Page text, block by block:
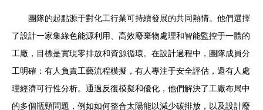
團隊的起點源于對化工行業可持續發展的共同熱情。他們選擇
了設計一家集綠色能源利用、高效廢棄物處理和智能監控于一體的
工廠，目標是實現零排放和資源循環。在設計過程中，團隊成員分
工明確：有人負責工藝流程模擬，有人專注于安全評估，還有人處
理經濟可行性分析。通過反復模擬和優化，他們解決了工廠布局中
的多個瓶頸問題，例如如何整合太陽能以減少碳排放，以及設計廢